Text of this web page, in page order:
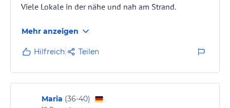
Viele Lokale in der nähe und nah am Strand.
Mehr anzeigen
Hilfreich Teilen
Maria (36-40)